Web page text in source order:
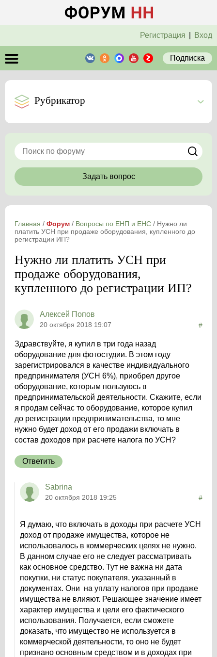
Регистрация Вход
Подписка
Рубрикатор
Задать вопрос
Главная / Форум / Вопросы по ЕНП и ЕНС / Нужно ли
платить УСН при продаже оборудования, купленного до
регистрации ИП?
Нужно ли платить УСН при
продаже оборудования,
купленного до регистрации ИП?
Алексей Попов
20 октября 2018 19:07 #
Здравствуйте, я купил в три года назад
оборудование для фотостудии. В этом году
зарегистрировался в качестве индивидуального
предпринимателя (УСН 6%), приобрел другое
оборудование, которым пользуюсь в
предпринимательской деятельности. Скажите, если
я продам сейчас то оборудование, которое купил
до регистрации предпринимательства, то мне
нужно будет доход от его продажи включать в
состав доходов при расчете налога по УСН?
Ответить
Sabrina
20 октября 2018 19:25 #
Я думаю, что включать в доходы при расчете УСН
доход от продаже имущества, которое не
использовалось в коммерческих целях не нужно.
В данном случае его не следует рассматривать
как основное средство. Тут не важна ни дата
покупки, ни статус покупателя, указанный в
документах. Они на уплату налогов при продаже
имущества не влияют. Решающее значение имеет
характер имущества и цели его фактического
использования. Получается, если сможете
доказать, что имущество не используется в
коммерческой деятельности, то оно не будет
признано основным средством и в доходах при